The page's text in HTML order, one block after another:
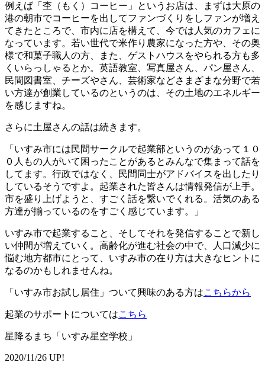
例えば「杢（もく）コーヒー」というお店は、まずは大原の
港の朝市でコーヒーを出してファンづくりをしファンが増え
てきたところで、市内に店を構えて、今では人気のカフェに
なっています。若い世代で米作り農家になった方や、その奥
様で和菓子職人の方、また、ゲストハウスをやられる方も多
くいらっしゃるとか。英語教室、写真屋さん、パン屋さん、
民間図書室、チーズやさん、芸術家などさまざまな分野で若
い方達が創業しているのというのは、その土地のエネルギー
を感じますね。
さらに土屋さんの話は続きます。
「いすみ市には民間サークルで起業部というのがあって１０
０人もの人がいて困ったことがあるとみんなで集まって話を
してます。行政ではなく、民間同士がアドバイスを出したり
しているそうですよ。起業された皆さんは情報発信が上手。
市を盛り上げようと、すごく話を繋いでくれる。活気のある
方達が揃っているのをすごく感じています。」
いすみ市で起業すること、そしてそれを発信することで新し
い仲間が増えていく。高齢化が進む社会の中で、人口減少に
悩む地方都市にとって、いすみ市の在り方は大きなヒントに
なるのかもしれませんね。
「いすみ市お試し居住」ついて興味のある方はこちらから
起業のサポートについてはこちら
星降るまち「いすみ星空学校」
2020/11/26 UP!